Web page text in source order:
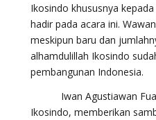
Ikosindo khususnya
hadir pada acara ini.
meskipun baru dan
alhamdulillah Ikosindo
pembangunan Indonesia.
Iwan Agustiawan
Ikosindo, memberikan